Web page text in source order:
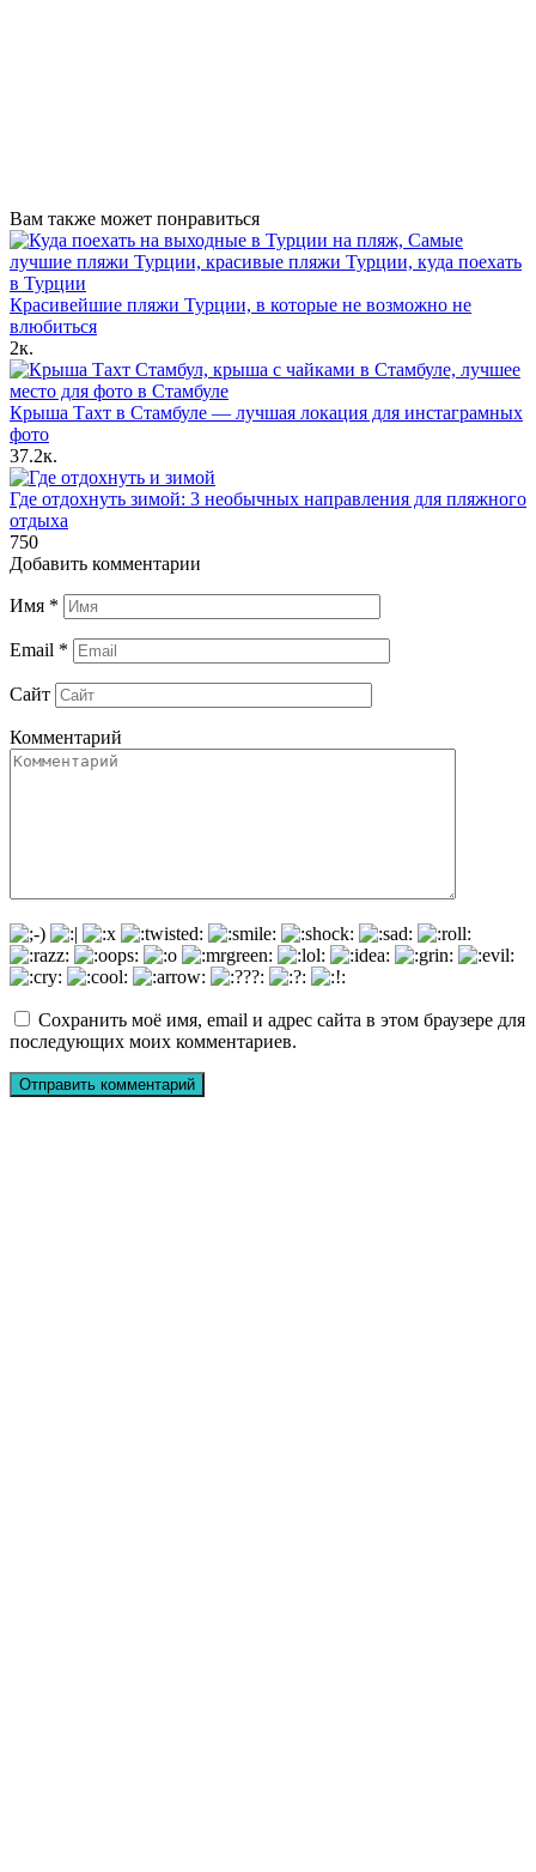
Вам также может понравиться
Красивейшие пляжи Турции, в которые не возможно не
влюбиться
2к.
Крыша Тахт в Стамбуле — лучшая локация для инстаграмных
фото
37.2к.
Где отдохнуть зимой: 3 необычных направления для пляжного
отдыха
750
Добавить комментарии
Имя *
Email *
Сайт
Комментарий
Сохранить моё имя, email и адрес сайта в этом браузере для
последующих моих комментариев.